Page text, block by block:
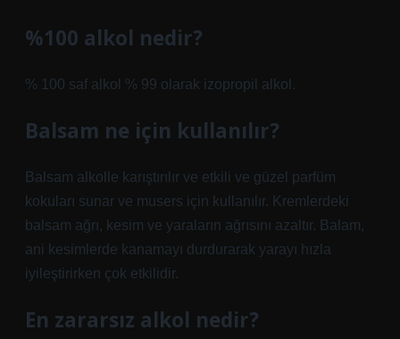
%100 alkol nedir?
% 100 saf alkol % 99 olarak izopropil alkol.
Balsam ne için kullanılır?
Balsam alkolle karıştırılır ve etkili ve güzel parfüm
kokuları sunar ve musers için kullanılır. Kremlerdeki
balsam ağrı, kesim ve yaraların ağrısını azaltır. Balam,
ani kesimlerde kanamayı durdurarak yarayı hızla
iyileştirirken çok etkilidir.
En zararsız alkol nedir?